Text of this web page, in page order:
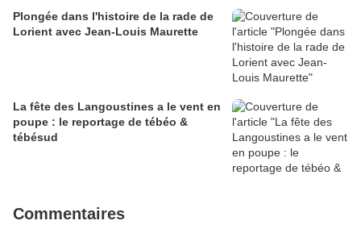
Plongée dans l'histoire de la rade de
Lorient avec Jean-Louis Maurette
La fête des Langoustines a le vent en
poupe : le reportage de tébéo &
tébésud
Commentaires